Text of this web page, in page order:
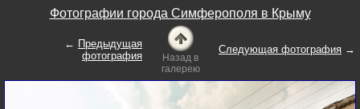
Фотографии города Симферополя в Крыму
← Предыдущая
фотография
Назад в
галерею
Следующая фотография →